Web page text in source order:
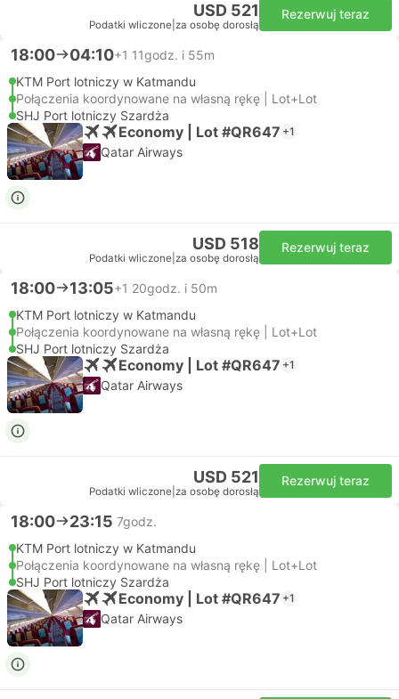
USD 521
Podatki wliczone za osobę dorosłą
Rezerwuj teraz
18:00 04:10+1 11godz. i 55m
KTM Port lotniczy w Katmandu
Połączenia koordynowane na własną rękę | Lot+Lot
SHJ Port lotniczy Szardża
Economy | Lot #QR647 +1
Qatar Airways
USD 518
Podatki wliczone za osobę dorosłą
Rezerwuj teraz
18:00 13:05+1 20godz. i 50m
KTM Port lotniczy w Katmandu
Połączenia koordynowane na własną rękę | Lot+Lot
SHJ Port lotniczy Szardża
Economy | Lot #QR647 +1
Qatar Airways
USD 521
Podatki wliczone za osobę dorosłą
Rezerwuj teraz
18:00 23:15 7godz.
KTM Port lotniczy w Katmandu
Połączenia koordynowane na własną rękę | Lot+Lot
SHJ Port lotniczy Szardża
Economy | Lot #QR647 +1
Qatar Airways